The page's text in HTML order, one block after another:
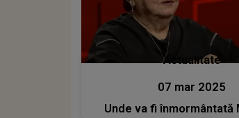
Actualitate
07 mar 2025
Unde va fi înmormântată